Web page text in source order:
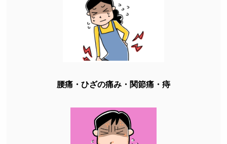
腰痛・ひざの痛み・関節痛・痔